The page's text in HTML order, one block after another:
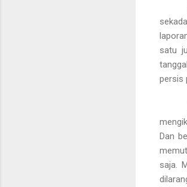
satu
persis
Dan
saja.